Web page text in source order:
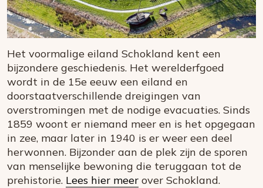
Het voormalige eiland Schokland kent een
bijzondere geschiedenis. Het werelderfgoed
wordt in de 15e eeuw een eiland en
doorstaatverschillende dreigingen van
overstromingen met de nodige evacuaties. Sinds
1859 woont er niemand meer en is het opgegaan
in zee, maar later in 1940 is er weer een deel
herwonnen. Bijzonder aan de plek zijn de sporen
van menselijke bewoning die teruggaan tot de
prehistorie. Lees hier meer over Schokland.